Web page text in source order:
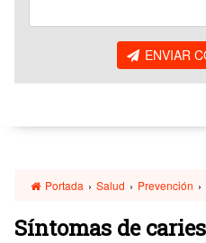
ENVIAR
Portada › Salud › Prevención ›
Síntomas de